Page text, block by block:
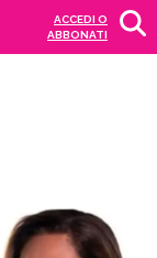
ACCEDI O
ABBONATI